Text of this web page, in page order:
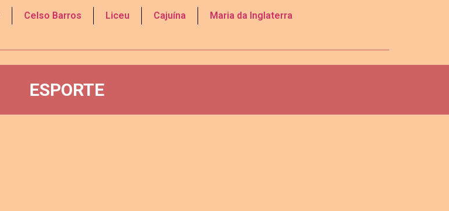
Celso Barros Liceu Cajuína Maria da Inglaterra
ESPORTE